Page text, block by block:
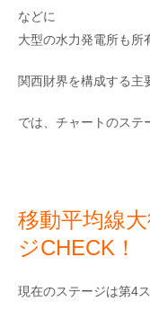
などに
大型の水力発電所も所
関西財界を構成する主
では、チャートのステ
移動平均線
ジCHECK！
現在のステージは第4